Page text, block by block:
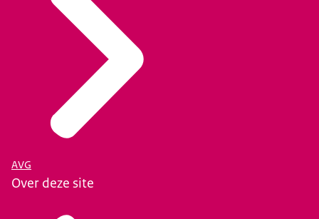
AVG
Over deze site